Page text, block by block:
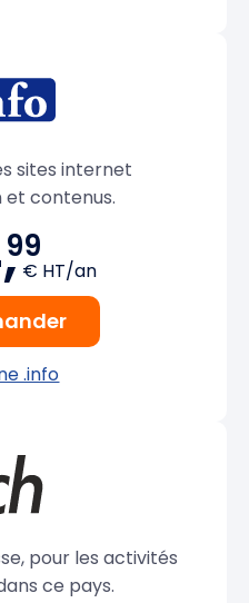
sites internet
et contenus.
99
€ HT/an
.info
pour les activités
ce pays.